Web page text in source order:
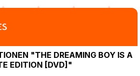
"THE DREAMING BOY IS A
EDITION [DVD]"